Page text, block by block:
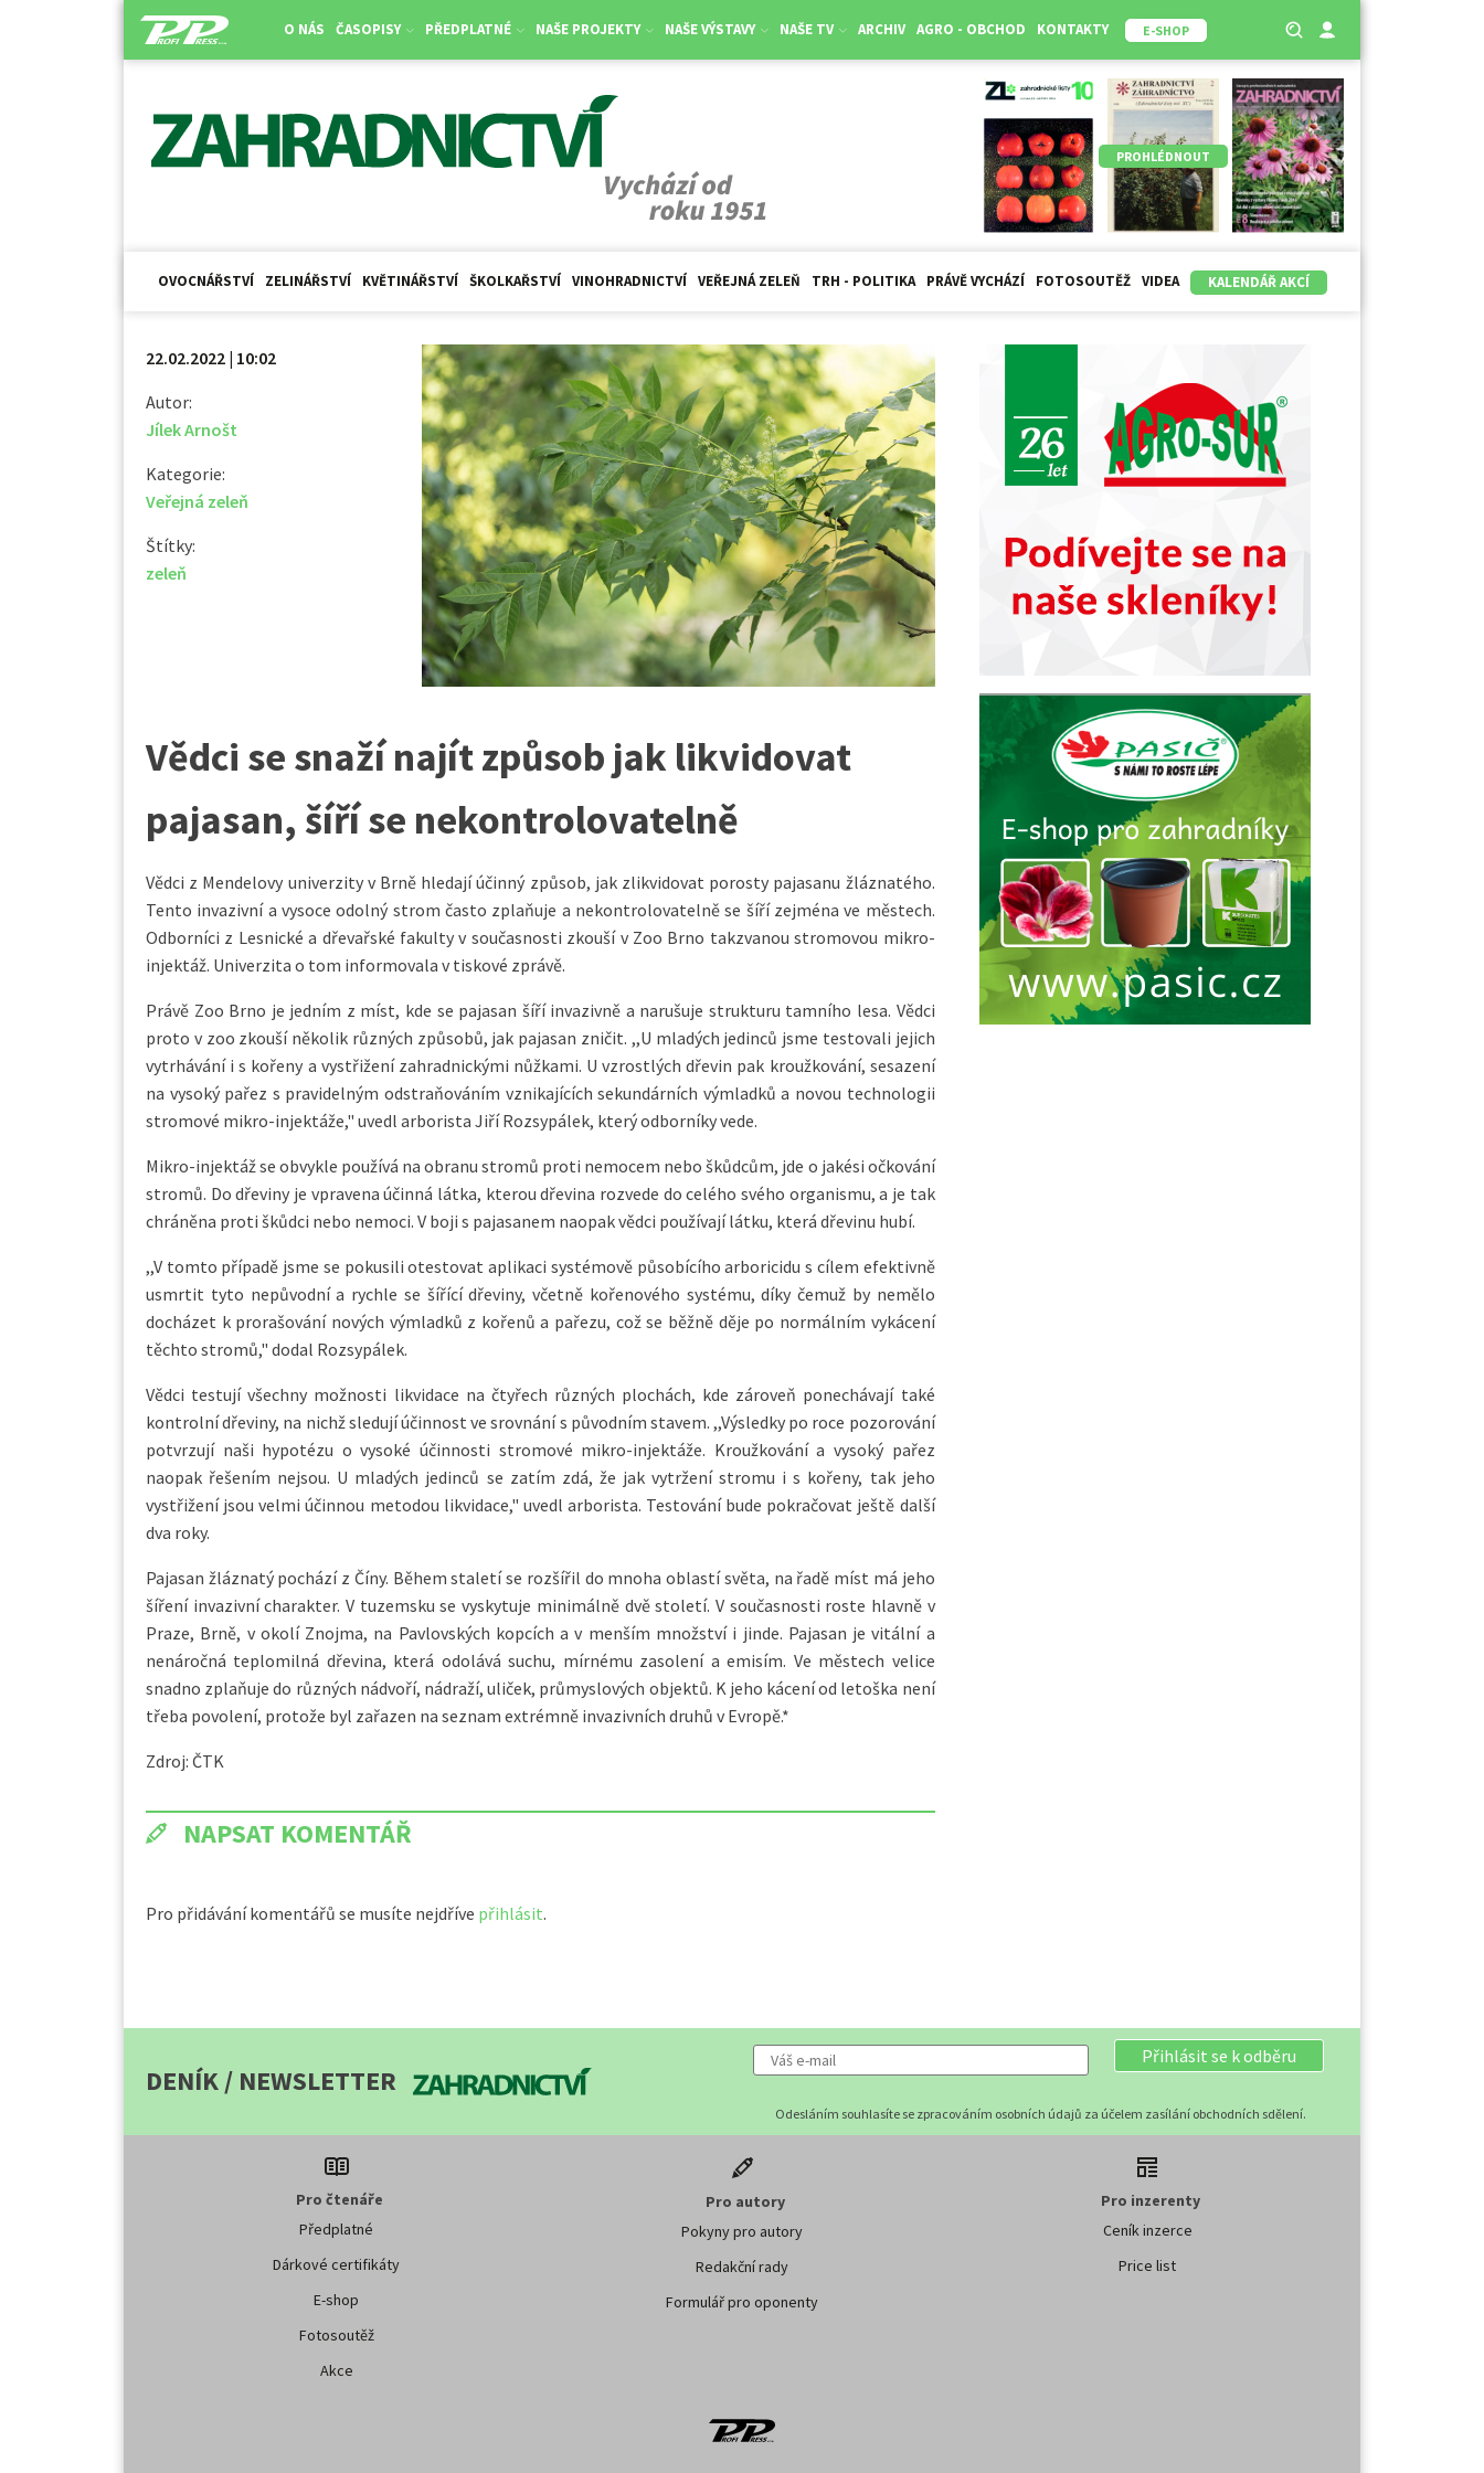
O NÁS ČASOPISY PŘEDPLATNÉ NAŠE PROJEKTY NAŠE VÝSTAVY NAŠE TV ARCHIV AGRO - OBCHOD KONTAKTY E-SHOP
PROHLÉDNOUT
OVOCNÁŘSTVÍ ZELINÁŘSTVÍ KVĚTINÁŘSTVÍ ŠKOLKAŘSTVÍ VINOHRADNICTVÍ VEŘEJNÁ ZELEŇ TRH - POLITIKA PRÁVĚ VYCHÁZÍ FOTOSOUTĚŽ VIDEA KALENDÁŘ AKCÍ
22.02.2022 | 10:02
Autor:
Jílek Arnošt
Kategorie:
Veřejná zeleň
Štítky:
zeleň
Vědci se snaží najít způsob jak likvidovat
pajasan, šíří se nekontrolovatelně
Vědci z Mendelovy univerzity v Brně hledají účinný způsob, jak zlikvidovat porosty pajasanu žláznatého.
Tento invazivní a vysoce odolný strom často zplaňuje a nekontrolovatelně se šíří zejména ve městech.
Odborníci z Lesnické a dřevařské fakulty v současnosti zkouší v Zoo Brno takzvanou stromovou mikro-
injektáž. Univerzita o tom informovala v tiskové zprávě.
Právě Zoo Brno je jedním z míst, kde se pajasan šíří invazivně a narušuje strukturu tamního lesa. Vědci
proto v zoo zkouší několik různých způsobů, jak pajasan zničit. ,,U mladých jedinců jsme testovali jejich
vytrhávání i s kořeny a vystřižení zahradnickými nůžkami. U vzrostlých dřevin pak kroužkování, sesazení
na vysoký pařez s pravidelným odstraňováním vznikajících sekundárních výmladků a novou technologii
stromové mikro-injektáže," uvedl arborista Jiří Rozsypálek, který odborníky vede.
Mikro-injektáž se obvykle používá na obranu stromů proti nemocem nebo škůdcům, jde o jakési očkování
stromů. Do dřeviny je vpravena účinná látka, kterou dřevina rozvede do celého svého organismu, a je tak
chráněna proti škůdci nebo nemoci. V boji s pajasanem naopak vědci používají látku, která dřevinu hubí.
,,V tomto případě jsme se pokusili otestovat aplikaci systémově působícího arboricidu s cílem efektivně
usmrtit tyto nepůvodní a rychle se šířící dřeviny, včetně kořenového systému, díky čemuž by nemělo
docházet k prorašování nových výmladků z kořenů a pařezu, což se běžně děje po normálním vykácení
těchto stromů," dodal Rozsypálek.
Vědci testují všechny možnosti likvidace na čtyřech různých plochách, kde zároveň ponechávají také
kontrolní dřeviny, na nichž sledují účinnost ve srovnání s původním stavem. ,,Výsledky po roce pozorování
potvrzují naši hypotézu o vysoké účinnosti stromové mikro-injektáže. Kroužkování a vysoký pařez
naopak řešením nejsou. U mladých jedinců se zatím zdá, že jak vytržení stromu i s kořeny, tak jeho
vystřižení jsou velmi účinnou metodou likvidace," uvedl arborista. Testování bude pokračovat ještě další
dva roky.
Pajasan žláznatý pochází z Číny. Během staletí se rozšířil do mnoha oblastí světa, na řadě míst má jeho
šíření invazivní charakter. V tuzemsku se vyskytuje minimálně dvě století. V současnosti roste hlavně v
Praze, Brně, v okolí Znojma, na Pavlovských kopcích a v menším množství i jinde. Pajasan je vitální a
nenáročná teplomilná dřevina, která odolává suchu, mírnému zasolení a emisím. Ve městech velice
snadno zplaňuje do různých nádvoří, nádraží, uliček, průmyslových objektů. K jeho kácení od letoška není
třeba povolení, protože byl zařazen na seznam extrémně invazivních druhů v Evropě.*
Zdroj: ČTK
NAPSAT KOMENTÁŘ
Pro přidávání komentářů se musíte nejdříve přihlásit.
DENÍK / NEWSLETTER
Přihlásit se k odběru
Odesláním souhlasíte se zpracováním osobních údajů za účelem zasílání obchodních sdělení.
Pro čtenáře
Předplatné
Dárkové certifikáty
E-shop
Fotosoutěž
Akce
Pro autory
Pokyny pro autory
Redakční rady
Formulář pro oponenty
Pro inzerenty
Ceník inzerce
Price list